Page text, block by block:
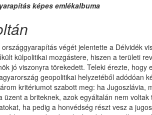
képes emlékalbuma
végét jelentette a Délvidék
külpolitikai mozgástere, hiszen a területi
jó viszonyra törekedett. Teleki érezte,
geopolitikai helyzetéből adódóan
kritériumot szabott meg: ha
üzent a briteknek, azok egyáltalán nem
ha pedig a honvédség részt vesz a